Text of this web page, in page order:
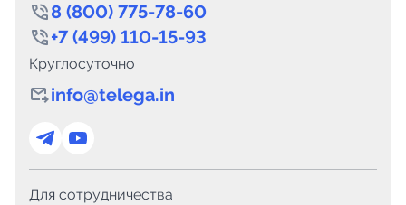
8 (800) 775-78-60
+7 (499) 110-15-93
Круглосуточно
info@telega.in
Для сотрудничества